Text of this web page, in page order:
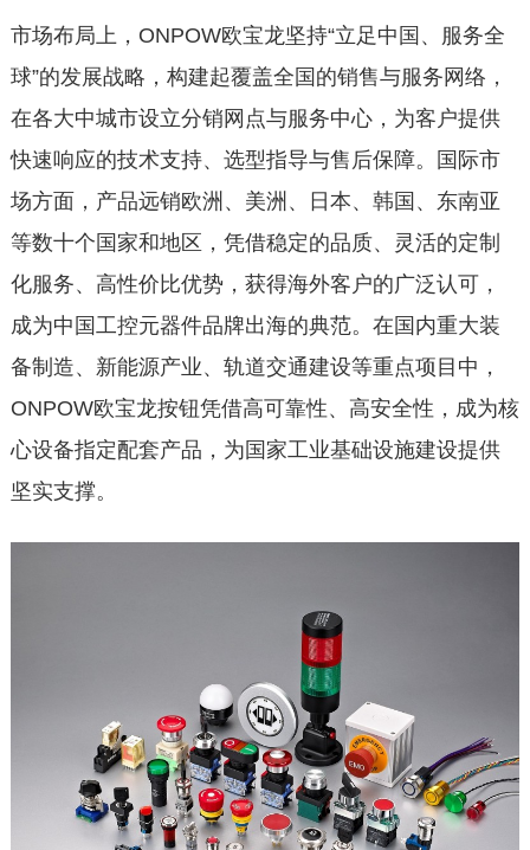
市场布局上，ONPOW欧宝龙坚持“立足中国、服务全
球”的发展战略，构建起覆盖全国的销售与服务网络，
在各大中城市设立分销网点与服务中心，为客户提供
快速响应的技术支持、选型指导与售后保障。国际市
场方面，产品远销欧洲、美洲、日本、韩国、东南亚
等数十个国家和地区，凭借稳定的品质、灵活的定制
化服务、高性价比优势，获得海外客户的广泛认可，
成为中国工控元器件品牌出海的典范。在国内重大装
备制造、新能源产业、轨道交通建设等重点项目中，
ONPOW欧宝龙按钮凭借高可靠性、高安全性，成为核
心设备指定配套产品，为国家工业基础设施建设提供
坚实支撑。